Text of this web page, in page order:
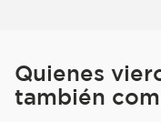
Quienes
también